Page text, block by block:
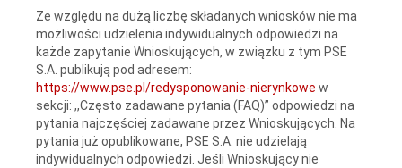
Ze względu na dużą liczbę składanych wniosków nie ma
możliwości udzielenia indywidualnych odpowiedzi na
każde zapytanie Wnioskujących, w związku z tym PSE
S.A. publikują pod adresem:
https://www.pse.pl/redysponowanie-nierynkowe w
sekcji: ,,Często zadawane pytania (FAQ)” odpowiedzi na
pytania najczęściej zadawane przez Wnioskujących. Na
pytania już opublikowane, PSE S.A. nie udzielają
indywidualnych odpowiedzi. Jeśli Wnioskujący nie